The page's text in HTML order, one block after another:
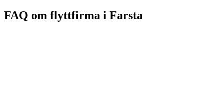
FAQ om flyttfirma i Farsta